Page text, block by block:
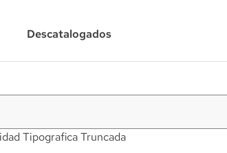
Descatalogados
Tipografica Truncada